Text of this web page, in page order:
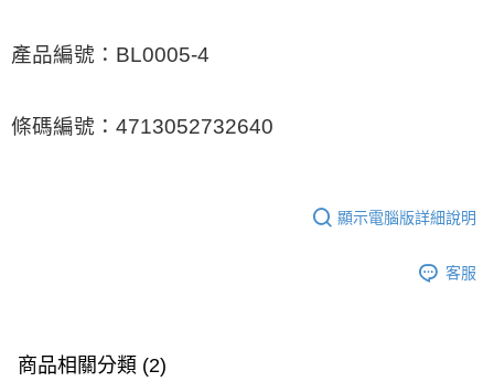
產品編號：BL0005-4
條碼編號：4713052732640
顯示電腦版詳細說明
客服
商品相關分類 (2)